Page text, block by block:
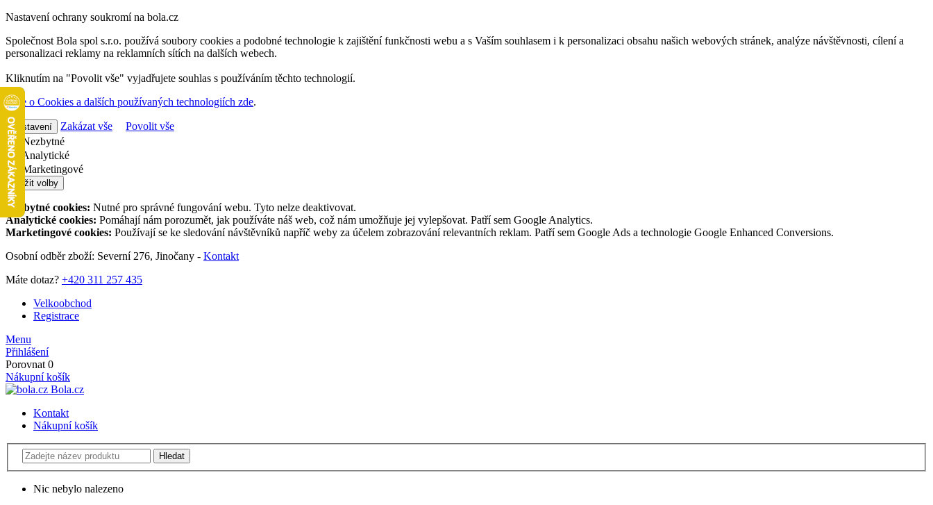
Nastavení ochrany soukromí na bola.cz
Společnost Bola spol s.r.o. používá soubory cookies a podobné technologie k zajištění funkčnosti webu a s Vaším souhlasem i k personalizaci obsahu našich webových stránek, analýze návštěvnosti, cílení a
personalizaci reklamy na reklamních sítích na dalších webech.
Kliknutím na "Povolit vše" vyjadřujete souhlas s používáním těchto technologií.
Více o Cookies a dalších používaných technologiích zde.
Nastavení Zakázat vše
Povolit vše
Nezbytné
Analytické
Marketingové
Uložit volby
Nezbytné cookies: Nutné pro správné fungování webu. Tyto nelze deaktivovat.
Analytické cookies: Pomáhají nám porozumět, jak používáte náš web, což nám umožňuje jej vylepšovat. Patří sem Google Analytics.
Marketingové cookies: Používají se ke sledování návštěvníků napříč weby za účelem zobrazování relevantních reklam. Patří sem Google Ads a technologie Google Enhanced Conversions.
Osobní odběr zboží: Severní 276, Jinočany - Kontakt
Máte dotaz? +420 311 257 435
Velkoobchod
Registrace
Menu
Přihlášení
Porovnat 0
Nákupní košík
Bola.cz
Kontakt
Nákupní košík
Nic nebylo nalezeno